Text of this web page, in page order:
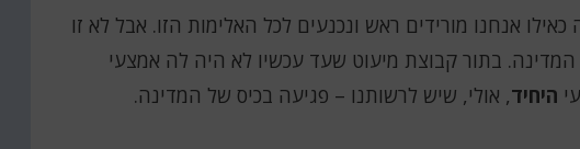
אנחנו מורידים ראש ונכנעים לכל האלימות הזו. אבל לא זו
בתור קבוצת מיעוט שעד עכשיו לא היה לה אמצעי
היחיד, אולי, שיש לרשותנו – פגיעה בכיס של המדינה.